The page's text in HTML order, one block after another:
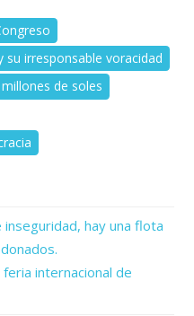
su irresponsable voracidad
de soles
hay una flota
feria internacional de